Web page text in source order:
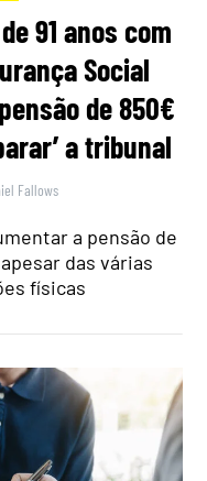
91 anos com
Social
de 850€
a tribunal
Fallows
a pensão de
das várias
físicas